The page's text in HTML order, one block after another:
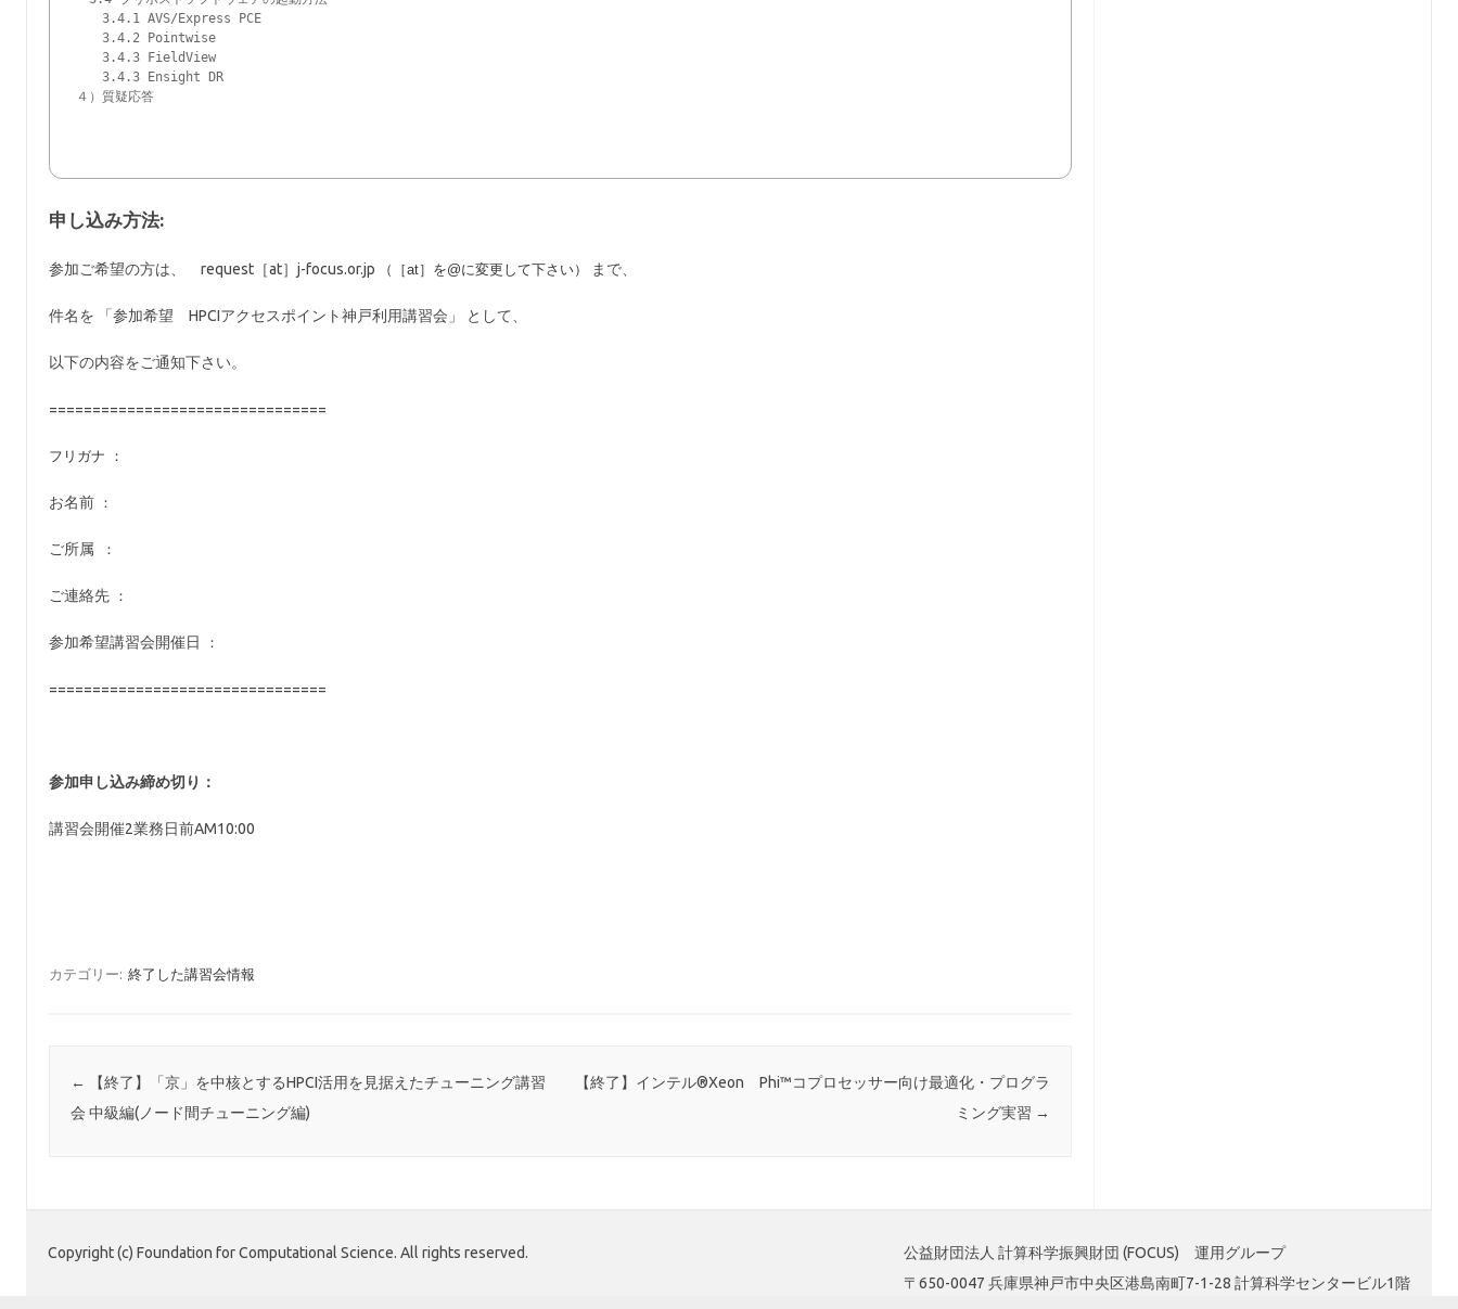
3.4.1 AVS/Express PCE
3.4.2 Pointwise
3.4.3 FieldView
3.4.3 Ensight DR
４）質疑応答
申し込み方法:
参加ご希望の方は、 request［at］j-focus.or.jp （［at］を@に変更して下さい） まで、
件名を 「参加希望 HPCIアクセスポイント神戸利用講習会」 として、
以下の内容をご通知下さい。
================================
フリガナ ：
お名前 ：
ご所属 ：
ご連絡先 ：
参加希望講習会開催日 ：
================================
参加申し込み締め切り：
講習会開催2業務日前AM10:00
カテゴリー: 終了した講習会情報
投稿ナビゲーション
←
【終了】「京」を中核とするHPCI活用を見据えたチューニング講習
会 中級編(ノード間チューニング編)
【終了】インテル®Xeon Phi™コプロセッサー向け最適化・プログラ
ミング実習 →
Copyright (c) Foundation for Computational Science. All rights reserved.
公益財団法人 計算科学振興財団 (FOCUS) 運用グループ
〒650-0047 兵庫県神戸市中央区港島南町7-1-28 計算科学センタービル1階